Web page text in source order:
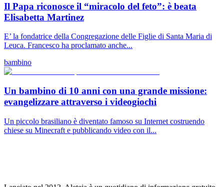
Il Papa riconosce il “miracolo del feto”: è beata
Elisabetta Martinez
E’ la fondatrice della Congregazione delle Figlie di Santa Maria di
Leuca. Francesco ha proclamato anche...
bambino
Un bambino di 10 anni con una grande missione:
evangelizzare attraverso i videogiochi
Un piccolo brasiliano è diventato famoso su Internet costruendo
chiese su Minecraft e pubblicando video con il...